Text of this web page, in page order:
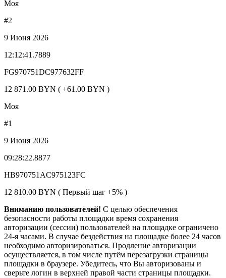
Моя
#2
9 Июня 2026
12:12:41.7889
FG970751DC977632FF
12 871.00 BYN ( +61.00 BYN )
Моя
#1
9 Июня 2026
09:28:22.8877
HB970751AC975123FC
12 810.00 BYN ( Первый шаг +5% )
Вниманию пользователей! С целью обеспечения
безопасности работы площадки время сохранения
авторизации (сессии) пользователей на площадке ограничено
24-я часами. В случае бездействия на площадке более 24 часов
необходимо авторизироваться. Продление авторизации
осуществляется, в том числе путём перезагрузки страницы
площадки в браузере. Убедитесь, что Вы авторизованы и
сверьте логин в верхней правой части страницы площадки.